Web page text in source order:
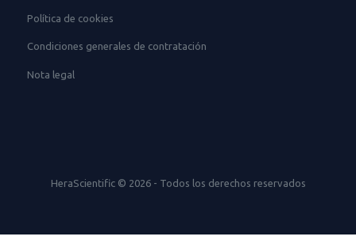
Política de cookies
Condiciones generales de contratación
Nota legal
HeraScientific © 2026 - Todos los derechos reservados